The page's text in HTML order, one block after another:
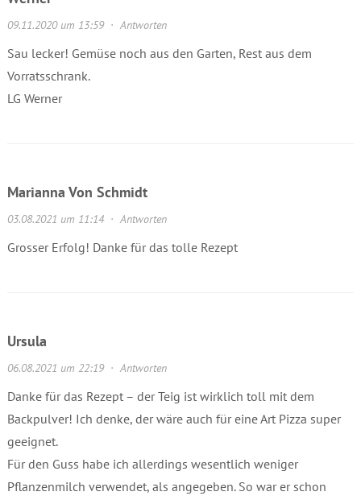
09.11.2020 um 13:59· Antworten
Sau lecker! Gemüse noch aus den Garten, Rest aus dem
Vorratsschrank.
LG Werner
Marianna Von Schmidt
03.08.2021 um 11:14· Antworten
Grosser Erfolg! Danke für das tolle Rezept
Ursula
06.08.2021 um 22:19· Antworten
Danke für das Rezept – der Teig ist wirklich toll mit dem
Backpulver! Ich denke, der wäre auch für eine Art Pizza super
geeignet.
Für den Guss habe ich allerdings wesentlich weniger
Pflanzenmilch verwendet, als angegeben. So war er schon